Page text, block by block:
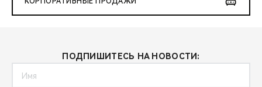
ПОДПИШИТЕСЬ НА НОВОСТИ: